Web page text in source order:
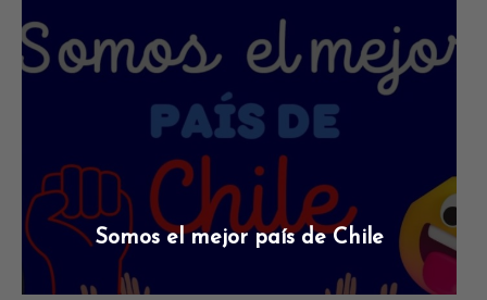
Somos el mejor país de Chile